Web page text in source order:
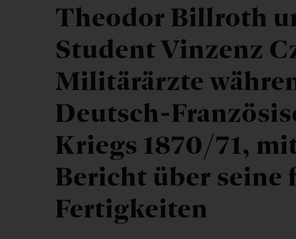
Theodor Billroth
Student Vinzenz
Militärärzte
Deutsch-
Kriegs 1870/71,
Bericht über seine
Fertigkeiten